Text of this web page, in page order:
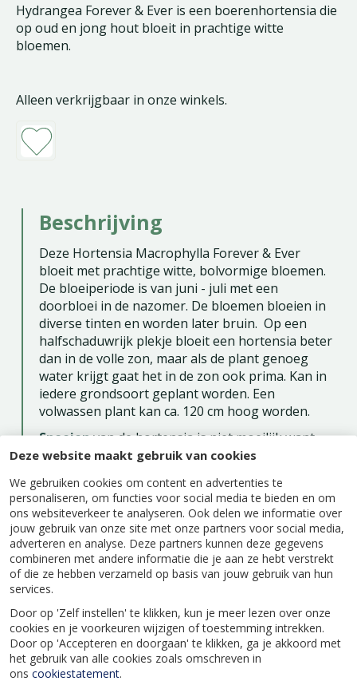
Deze website maakt gebruik van cookies
We gebruiken cookies om content en advertenties te
personaliseren, om functies voor social media te bieden en om
ons websiteverkeer te analyseren. Ook delen we informatie over
jouw gebruik van onze site met onze partners voor social media,
adverteren en analyse. Deze partners kunnen deze gegevens
combineren met andere informatie die je aan ze hebt verstrekt
of die ze hebben verzameld op basis van jouw gebruik van hun
services.
Door op 'Zelf instellen' te klikken, kun je meer lezen over onze
cookies en je voorkeuren wijzigen of toestemming intrekken.
Door op 'Accepteren en doorgaan' te klikken, ga je akkoord met
het gebruik van alle cookies zoals omschreven in
ons cookiestatement.
Hydrangea Forever & Ever is een boerenhortensia die
op oud en jong hout bloeit in prachtige witte
bloemen.
Alleen verkrijgbaar in onze winkels.
Beschrijving
Deze Hortensia Macrophylla Forever & Ever
bloeit met prachtige witte, bolvormige bloemen.
De bloeiperiode is van juni - juli met een
doorbloei in de nazomer. De bloemen bloeien in
diverse tinten en worden later bruin. Op een
halfschaduwrijk plekje bloeit een hortensia beter
dan in de volle zon, maar als de plant genoeg
water krijgt gaat het in de zon ook prima. Kan in
iedere grondsoort geplant worden. Een
volwassen plant kan ca. 120 cm hoog worden.
Snoeienvan de hortensia is niet moeilijk want
deze bloeit op oud en jong hout. De plant kan elk
hij ook op jong hout bloeit. Wel bloeit deze
hortensia beter op oud hout.
Specificaties
EAN code 9992121746701